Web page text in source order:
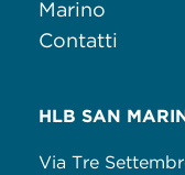
Marino
Contatti
HLB SAN
Via Tre